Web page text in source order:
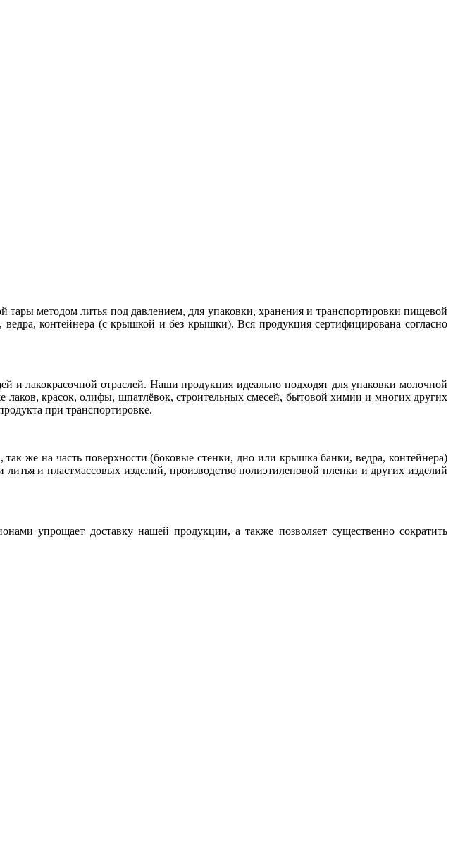
методом литья под давлением, для упаковки, хранения и транспортировки пищевой
контейнера (с крышкой и без крышки). Вся продукция сертифицирована согласно
лакокрасочной отраслей. Наши продукция идеально подходят для упаковки молочной
красок, олифы, шпатлёвок, строительных смесей, бытовой химии и многих других
при транспортировке.
же на часть поверхности (боковые стенки, дно или крышка банки, ведра, контейнера)
и пластмассовых изделий, производство полиэтиленовой пленки и других изделий
упрощает доставку нашей продукции, а также позволяет существенно сократить